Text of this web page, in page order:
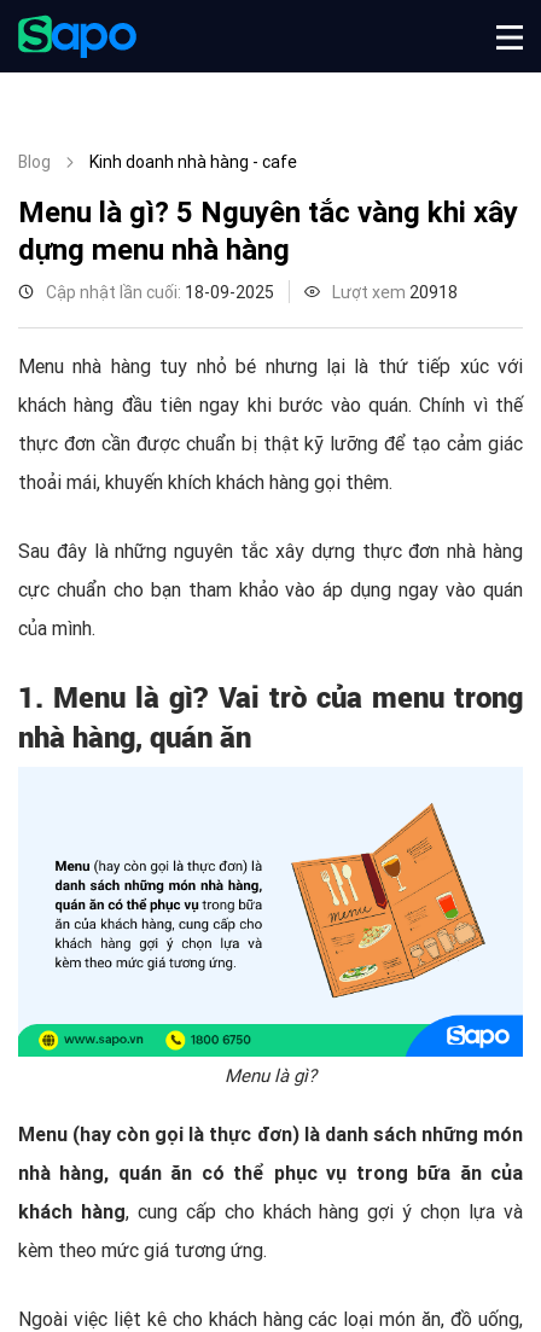
Blog Kinh doanh nhà hàng - cafe
Menu là gì? 5 Nguyên tắc vàng khi xây
dựng menu nhà hàng
Cập nhật lần cuối: 18-09-2025 Lượt xem 20918
Menu nhà hàng tuy nhỏ bé nhưng lại là thứ tiếp xúc với
khách hàng đầu tiên ngay khi bước vào quán. Chính vì thế
thực đơn cần được chuẩn bị thật kỹ lưỡng để tạo cảm giác
thoải mái, khuyến khích khách hàng gọi thêm.
Sau đây là những nguyên tắc xây dựng thực đơn nhà hàng
cực chuẩn cho bạn tham khảo vào áp dụng ngay vào quán
của mình.
1. Menu là gì? Vai trò của menu trong
nhà hàng, quán ăn
Menu là gì?
Menu (hay còn gọi là thực đơn) là danh sách những món
nhà hàng, quán ăn có thể phục vụ trong bữa ăn của
khách hàng, cung cấp cho khách hàng gợi ý chọn lựa và
kèm theo mức giá tương ứng.
Ngoài việc liệt kê cho khách hàng các loại món ăn, đồ uống,